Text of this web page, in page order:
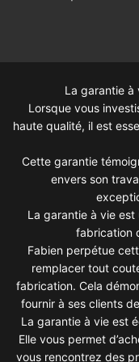
La garantie à
Lorsque vous
haute qualité, il est
Cette garantie
envers son
La garantie à vie est
fabrication
Fabien perpétue
remplacer tout
fabrication. Cela
fournir à ses clients
La garantie à vie est
Elle vous permet
vous rencontrez des